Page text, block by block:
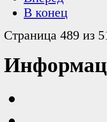
В конец
Страница 489 из